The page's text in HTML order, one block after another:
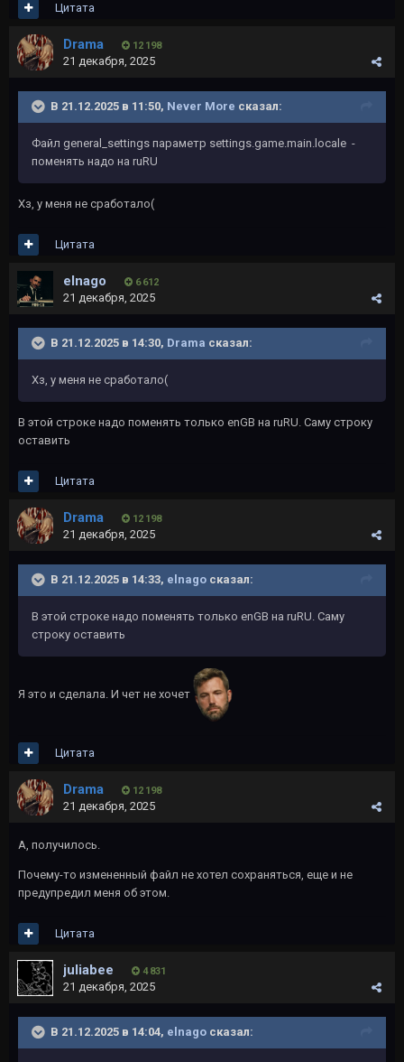
Цитата
Drama 12 198
21 декабря, 2025
В 21.12.2025 в 11:50, Never More сказал:
Файл general_settings параметр settings.game.main.locale -
поменять надо на ruRU
Хз, у меня не сработало(
Цитата
elnago 6 612
21 декабря, 2025
В 21.12.2025 в 14:30, Drama сказал:
Хз, у меня не сработало(
В этой строке надо поменять только enGB на ruRU. Саму строку
оставить
Цитата
Drama 12 198
21 декабря, 2025
В 21.12.2025 в 14:33, elnago сказал:
В этой строке надо поменять только enGB на ruRU. Саму
строку оставить
Я это и сделала. И чет не хочет
Цитата
Drama 12 198
21 декабря, 2025
А, получилось.
Почему-то измененный файл не хотел сохраняться, еще и не
предупредил меня об этом.
Цитата
juliabee 4 831
21 декабря, 2025
В 21.12.2025 в 14:04, elnago сказал: